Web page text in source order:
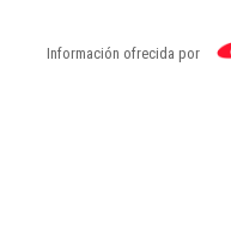
Información ofrecida por